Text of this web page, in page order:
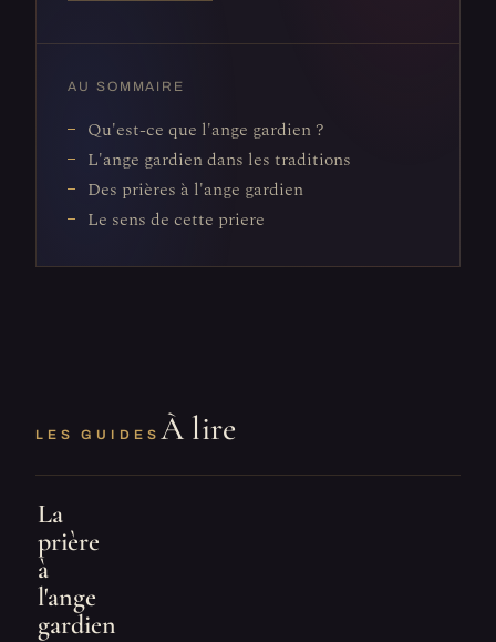
AU SOMMAIRE
Qu'est-ce que l'ange gardien ?
L'ange gardien dans les traditions
Des prières à l'ange gardien
Le sens de cette priere
LES GUIDES À lire
La
prière
à
l'ange
gardien